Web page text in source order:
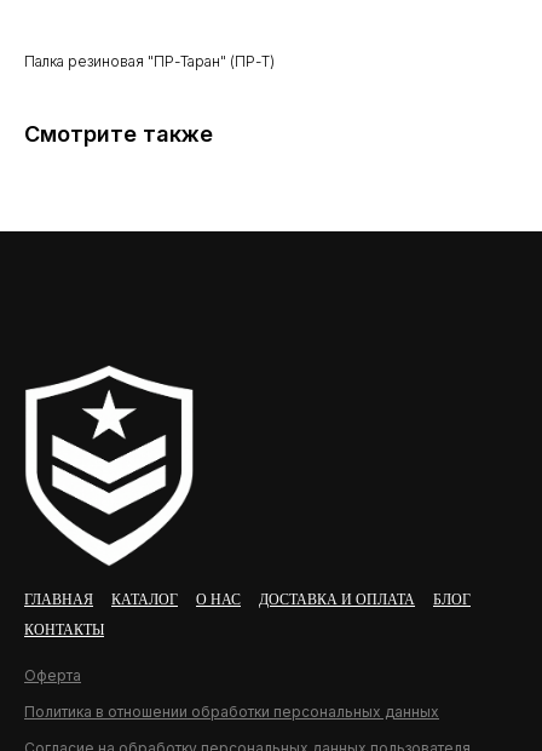
Палка резиновая "ПР-Таран" (ПР-Т)
Смотрите также
ГЛАВНАЯ КАТАЛОГ О НАС ДОСТАВКА И ОПЛАТА
БЛОГ
КОНТАКТЫ
Оферта
Политика в отношении обработки персональных данных